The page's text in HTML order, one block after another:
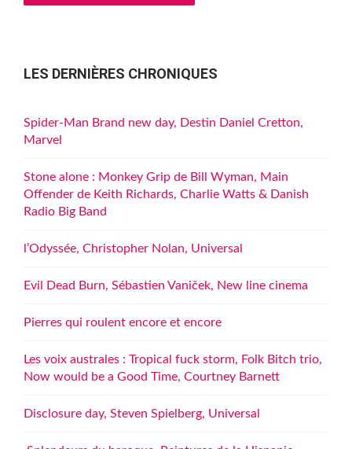
LES DERNIÈRES CHRONIQUES
Spider-Man Brand new day, Destin Daniel Cretton,
Marvel
Stone alone : Monkey Grip de Bill Wyman, Main
Offender de Keith Richards, Charlie Watts & Danish
Radio Big Band
l’Odyssée, Christopher Nolan, Universal
Evil Dead Burn, Sébastien Vaniček, New line cinema
Pierres qui roulent encore et encore
Les voix australes : Tropical fuck storm, Folk Bitch trio,
Now would be a Good Time, Courtney Barnett
Disclosure day, Steven Spielberg, Universal